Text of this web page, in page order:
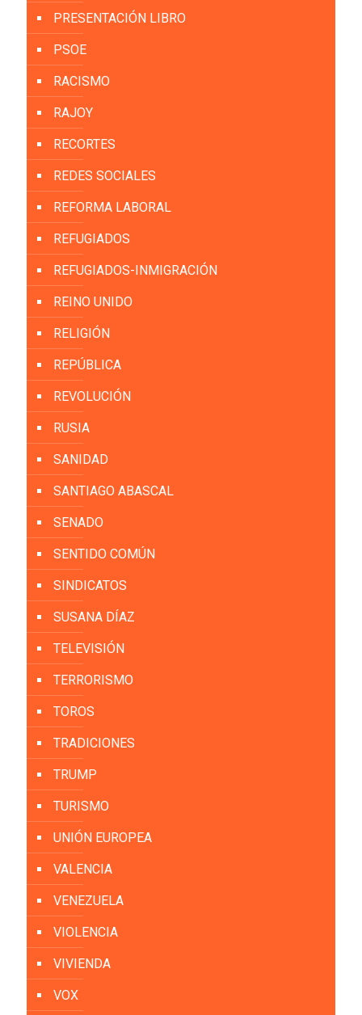
PRESENTACIÓN LIBRO
PSOE
RACISMO
RAJOY
RECORTES
REDES SOCIALES
REFORMA LABORAL
REFUGIADOS
REFUGIADOS-INMIGRACIÓN
REINO UNIDO
RELIGIÓN
REPÚBLICA
REVOLUCIÓN
RUSIA
SANIDAD
SANTIAGO ABASCAL
SENADO
SENTIDO COMÚN
SINDICATOS
SUSANA DÍAZ
TELEVISIÓN
TERRORISMO
TOROS
TRADICIONES
TRUMP
TURISMO
UNIÓN EUROPEA
VALENCIA
VENEZUELA
VIOLENCIA
VIVIENDA
VOX